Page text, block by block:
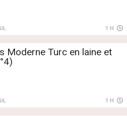
1 H
Moderne Turc en laine et
1 H